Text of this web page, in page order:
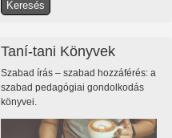
Keresés űrlap
Taní-tani Könyvek
Szabad írás – szabad hozzáférés: a
szabad pedagógiai gondolkodás
könyvei.